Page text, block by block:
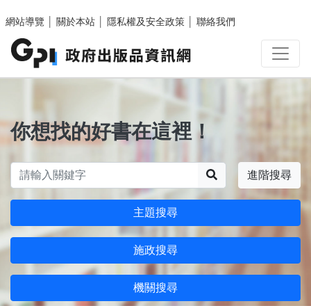
網站導覽
關於本站 隱私權及安全政策 聯絡我們
你想找的好書在這裡！
進階搜尋
主題搜尋
施政搜尋
機關搜尋